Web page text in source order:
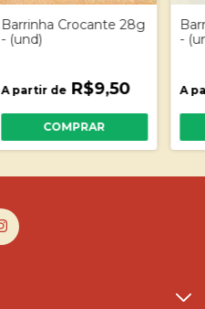
Barrinha Crocante 28g
- (und)
A partir de R$9,50
COMPRAR
-
A